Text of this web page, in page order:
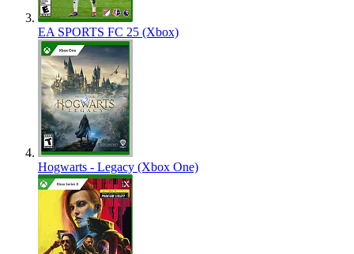
EA SPORTS FC 25 (Xbox)
Hogwarts - Legacy (Xbox One)